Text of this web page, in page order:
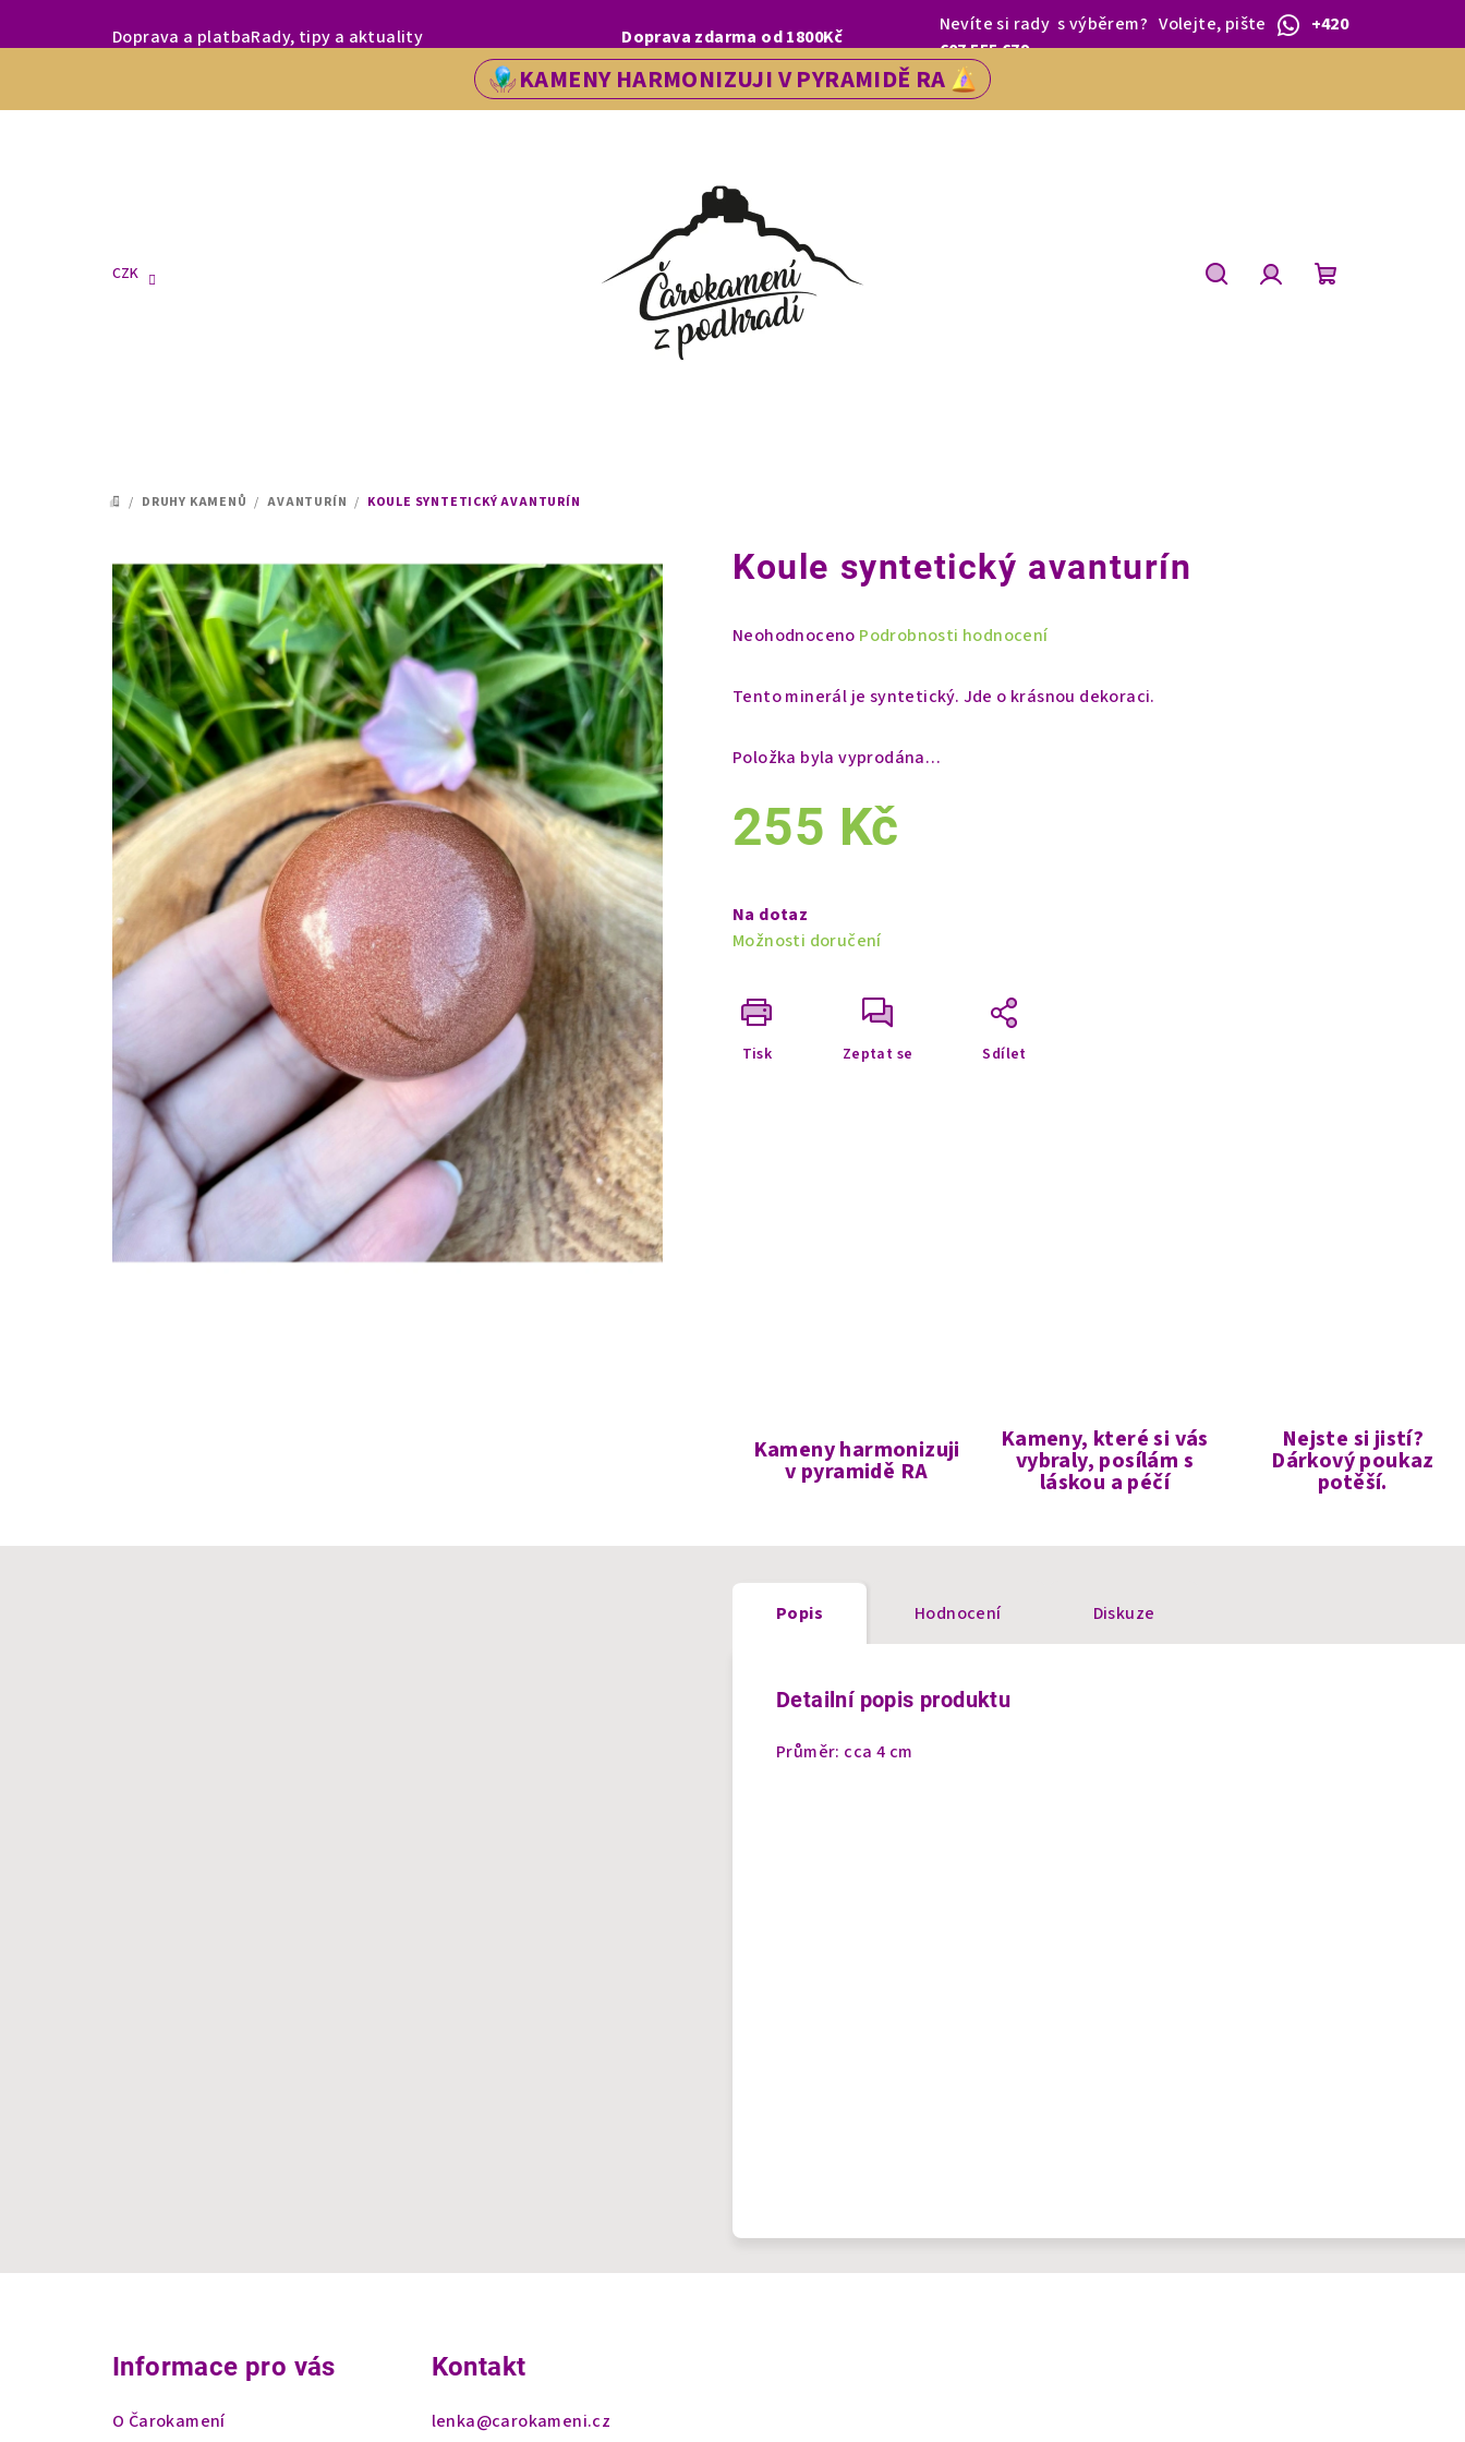
MILÍ ZÁKAZNÍCI, LETOS SE NA VÁS V NAŠÍ PRODEJNĚ V ŘEDHOŠTI BUDEME TĚŠIT OD 1.BŘEZNA.
Doprava a platbaRady, tipy a aktuality Doprava zdarma od 1800Kč
Nevíte si rady s výběrem?Volejte, pište
+420
607 555 679
KAMENY HARMONIZUJI V PYRAMIDĚ RA
CZK
DOMŮ
/ DRUHY KAMENŮ / AVANTURÍN / KOULE SYNTETICKÝ AVANTURÍN
Koule syntetický avanturín
Průměrné
produktu
z
hvězdiček.
Neohodnoceno Podrobnosti hodnocení
Tento minerál je syntetický. Jde o krásnou dekoraci.
Položka byla vyprodána…
255 Kč
cena:
Na dotaz
Možnosti doručení
Tisk Zeptat se Sdílet
Kameny harmonizuji
v pyramidě RA
Kameny, které si vás
vybraly, posílám s
láskou a péčí
Nejste si jistí?
Dárkový poukaz
potěší.
Popis Hodnocení Diskuze
Detailní popis produktu
Průměr: cca 4 cm
Informace pro vás
O Čarokamení
Kontakt
lenka@carokameni.cz